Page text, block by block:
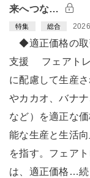
来へつな…
特集 総合
◆適正価格の取
支援 フェアトレ
に配慮して生産
やカカオ、バナ
など）を適正な
能な生産と生活
を指す。フェア
は、適正価格…続